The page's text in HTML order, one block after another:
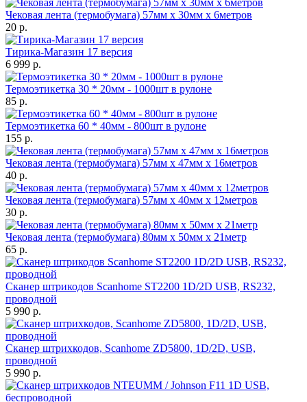
Чековая лента (термобумага) 57мм x 30мм х 6метров
20 р.
Тирика-Магазин 17 версия
6 999 р.
Термоэтикетка 30 * 20мм - 1000шт в рулоне
85 р.
Термоэтикетка 60 * 40мм - 800шт в рулоне
155 р.
Чековая лента (термобумага) 57мм x 47мм х 16метров
40 р.
Чековая лента (термобумага) 57мм x 40мм х 12метров
30 р.
Чековая лента (термобумага) 80мм x 50мм х 21метр
65 р.
Сканер штрикодов Scanhome ST2200 1D/2D USB, RS232,
проводной
5 990 р.
Сканер штрихкодов, Scanhome ZD5800, 1D/2D, USB,
проводной
5 990 р.